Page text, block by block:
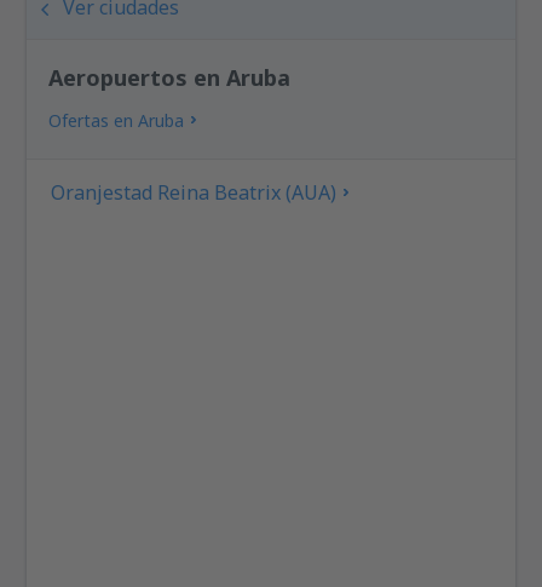
Ver ciudades
Aeropuertos en Aruba
Ofertas en Aruba
Oranjestad Reina Beatrix (AUA)